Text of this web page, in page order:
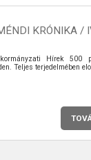
KRÓNIKA /
Hírek 500
Teljes terjedelmében